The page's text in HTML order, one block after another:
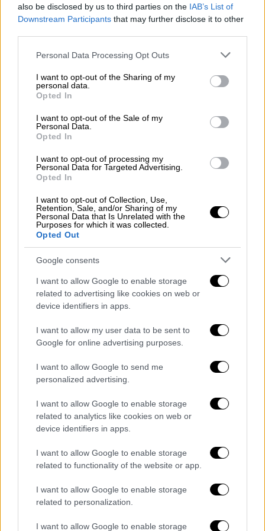
also be disclosed by us to third parties on the IAB’s List of
Downstream Participants that may further disclose it to other
Please note that this website/app uses one or more Google
not limited to your visit or usage behaviour. You may click to
grant or deny consent to Google and its third-party tags to
use your data for below specified purposes in below Google
consent section.
Personal Data Processing Opt Outs
I want to opt-out of the Sharing of my
personal data.
Opted In
I want to opt-out of the Sale of my
Personal Data.
Opted In
I want to opt-out of processing my
Personal Data for Targeted Advertising.
Opted In
I want to opt-out of Collection, Use,
Retention, Sale, and/or Sharing of my
Personal Data that Is Unrelated with the
Purposes for which it was collected.
Opted Out
Google consents
I want to allow Google to enable storage
related to advertising like cookies on web or
device identifiers in apps.
I want to allow my user data to be sent to
Google for online advertising purposes.
I want to allow Google to send me
personalized advertising.
I want to allow Google to enable storage
related to analytics like cookies on web or
device identifiers in apps.
I want to allow Google to enable storage
related to functionality of the website or app.
I want to allow Google to enable storage
related to personalization.
I want to allow Google to enable storage
Παρότι δεν υπάρχει κανένα τυπικό κώλυμα
να ολοκληρωθεί πριν τις εκλογές, είναι
ξεκάθαρο ότι, παρά την κατάρρευση των
δήθεν καταγγελιών,
μόνο, θα επιμείνουν στα fake news, στα
ψέματα και τις συκοφαντίες
Κι αυτό δεν θα το επιτρέψω!
στο πρόσωπό μου!
Το οφείλω στους γονείς μου, το δικαιούνται
τα παιδιά μου!
Δεν θα επιτρέψω να πληγεί η Νέα
Δημοκρατία και ο Πρόεδρός μας αυτές τις
κρίσιμες στιγμές.
Θα περιμένω να ολοκληρωθεί ο έλεγχος, ο
οποίος είναι καλοδεχούμενος, γιατί είμαι
σίγουρος πως στο τέλος, το φως θα νικήσει
το σκοτάδι, η σκευωρία θα καταρρεύσει, η